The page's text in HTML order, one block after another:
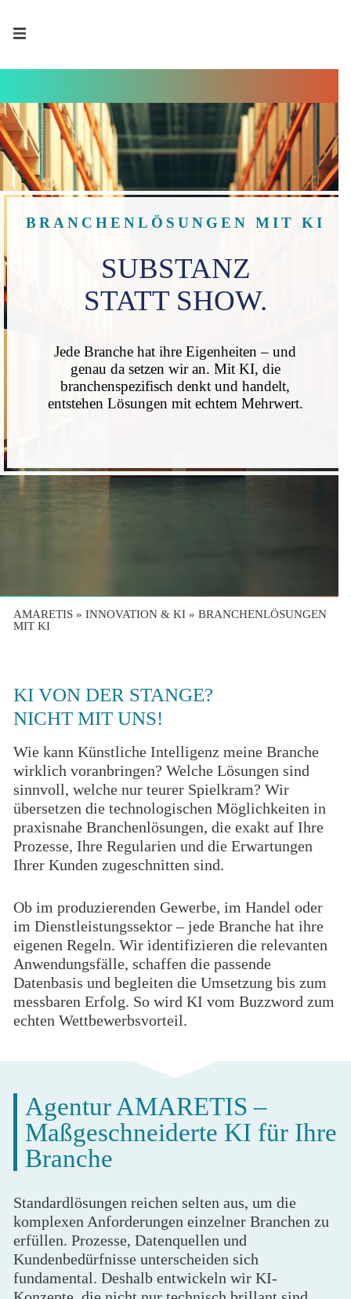
BRANCHENLÖSUNGEN MIT KI
Jede Branche hat ihre Eigenheiten – und
genau da setzen wir an. Mit KI, die
branchenspezifisch denkt und handelt,
entstehen Lösungen mit echtem Mehrwert.
SUBSTANZ
STATT SHOW.
AMARETIS» INNOVATION & KI» BRANCHENLÖSUNGEN
MIT KI
KI VON DER STANGE?
NICHT MIT UNS!
Wie kann Künstliche Intelligenz meine Branche
wirklich voranbringen? Welche Lösungen sind
sinnvoll, welche nur teurer Spielkram? Wir
übersetzen die technologischen Möglichkeiten in
praxisnahe Branchenlösungen, die exakt auf Ihre
Prozesse, Ihre Regularien und die Erwartungen
Ihrer Kunden zugeschnitten sind.
Ob im produzierenden Gewerbe, im Handel oder
im Dienstleistungssektor – jede Branche hat ihre
eigenen Regeln. Wir identifizieren die relevanten
Anwendungsfälle, schaffen die passende
Datenbasis und begleiten die Umsetzung bis zum
messbaren Erfolg. So wird KI vom Buzzword zum
echten Wettbewerbsvorteil.
Agentur AMARETIS –
Maßgeschneiderte KI für Ihre
Branche
Standardlösungen reichen selten aus, um die
komplexen Anforderungen einzelner Branchen zu
erfüllen. Prozesse, Datenquellen und
Kundenbedürfnisse unterscheiden sich
fundamental. Deshalb entwickeln wir KI-